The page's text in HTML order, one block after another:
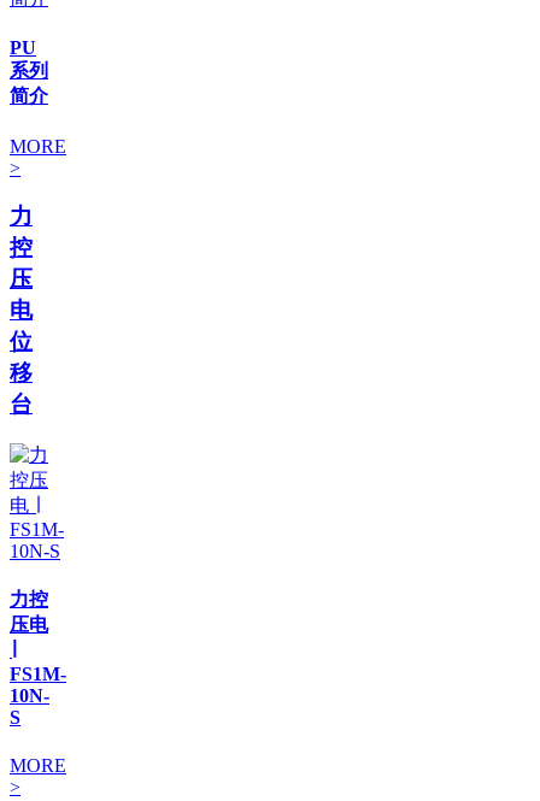
PU
系列
简介
MORE
>
力
控
压
电
位
移
台
力控
压电
FS1M-
10N-
S
MORE
>